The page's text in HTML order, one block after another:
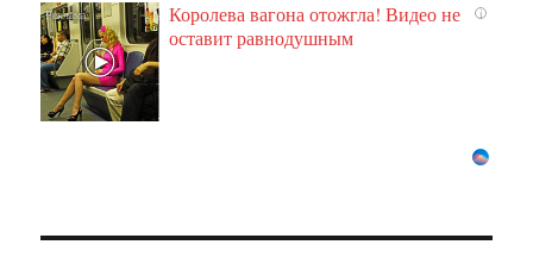
i
Королева вагона отожгла! Видео не
оставит равнодушным